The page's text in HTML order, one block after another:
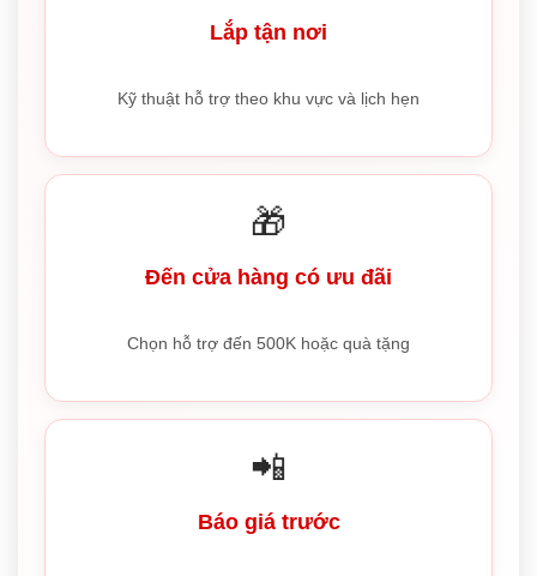
Lắp tận nơi
Kỹ thuật hỗ trợ theo khu vực và lịch hẹn
🎁
Đến cửa hàng có ưu đãi
Chọn hỗ trợ đến 500K hoặc quà tặng
📲
Báo giá trước